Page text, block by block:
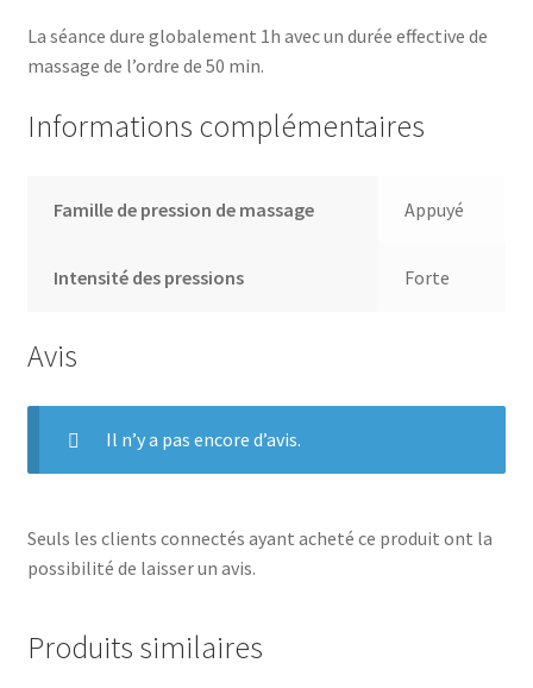
La séance dure globalement 1h avec un durée effective de
massage de l’ordre de 50 min.
Informations complémentaires
Famille de pression de massage Appuyé
Intensité des pressions Forte
Avis
Il n’y a pas encore d’avis.
Seuls les clients connectés ayant acheté ce produit ont la
possibilité de laisser un avis.
Produits similaires